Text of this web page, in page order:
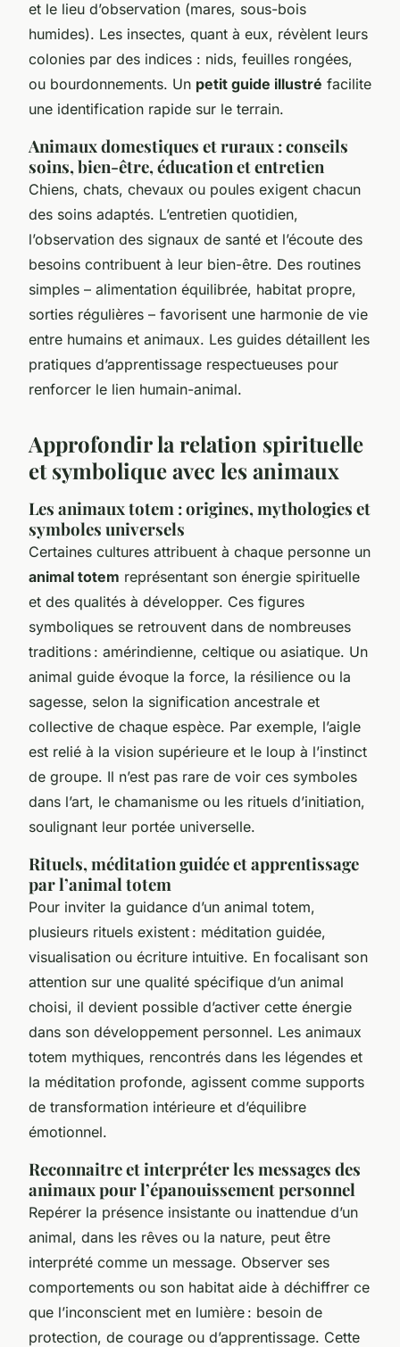
et le lieu d’observation (mares, sous-bois
humides). Les insectes, quant à eux, révèlent leurs
colonies par des indices : nids, feuilles rongées,
ou bourdonnements. Un petit guide illustré facilite
une identification rapide sur le terrain.
Animaux domestiques et ruraux : conseils
soins, bien-être, éducation et entretien
Chiens, chats, chevaux ou poules exigent chacun
des soins adaptés. L’entretien quotidien,
l’observation des signaux de santé et l’écoute des
besoins contribuent à leur bien-être. Des routines
simples – alimentation équilibrée, habitat propre,
sorties régulières – favorisent une harmonie de vie
entre humains et animaux. Les guides détaillent les
pratiques d’apprentissage respectueuses pour
renforcer le lien humain-animal.
Approfondir la relation spirituelle
et symbolique avec les animaux
Les animaux totem : origines, mythologies et
symboles universels
Certaines cultures attribuent à chaque personne un
animal totem représentant son énergie spirituelle
et des qualités à développer. Ces figures
symboliques se retrouvent dans de nombreuses
traditions : amérindienne, celtique ou asiatique. Un
animal guide évoque la force, la résilience ou la
sagesse, selon la signification ancestrale et
collective de chaque espèce. Par exemple, l’aigle
est relié à la vision supérieure et le loup à l’instinct
de groupe. Il n’est pas rare de voir ces symboles
dans l’art, le chamanisme ou les rituels d’initiation,
soulignant leur portée universelle.
Rituels, méditation guidée et apprentissage
par l’animal totem
Pour inviter la guidance d’un animal totem,
plusieurs rituels existent : méditation guidée,
visualisation ou écriture intuitive. En focalisant son
attention sur une qualité spécifique d’un animal
choisi, il devient possible d’activer cette énergie
dans son développement personnel. Les animaux
totem mythiques, rencontrés dans les légendes et
la méditation profonde, agissent comme supports
de transformation intérieure et d’équilibre
émotionnel.
Reconnaitre et interpréter les messages des
animaux pour l’épanouissement personnel
Repérer la présence insistante ou inattendue d’un
animal, dans les rêves ou la nature, peut être
interprété comme un message. Observer ses
comportements ou son habitat aide à déchiffrer ce
que l’inconscient met en lumière : besoin de
protection, de courage ou d’apprentissage. Cette